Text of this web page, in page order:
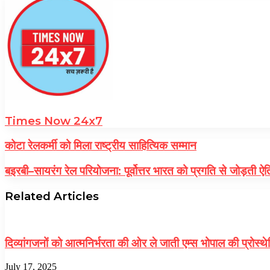
Times Now 24x7
कोटा रेलकर्मी को मिला राष्ट्रीय साहित्यिक सम्मान
बइरबी–सायरंग रेल परियोजना: पूर्वोत्तर भारत को प्रगति से जोड़ती
Related Articles
दिव्यांगजनों को आत्मनिर्भरता की ओर ले जाती एम्स भोपाल की
July 17, 2025